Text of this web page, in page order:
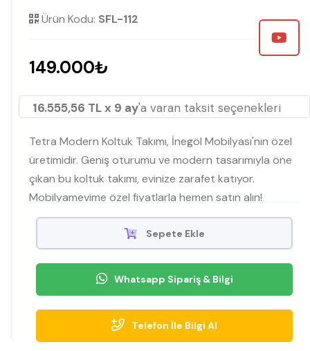
Ürün Kodu: SFL-112
149.000₺
16.555,56 TL x 9 ay'a varan taksit seçenekleri
Tetra Modern Koltuk Takımı, İnegöl Mobilyası'nın özel
üretimidir. Geniş oturumu ve modern tasarımıyla öne
çıkan bu koltuk takımı, evinize zarafet katıyor.
Mobilyamevime özel fiyatlarla hemen satın alın!
Sepete Ekle
Whatsapp Sipariş & Bilgi
Telefon İle Bilgi Al